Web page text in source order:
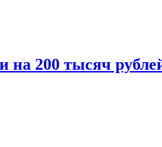
на 200 тысяч